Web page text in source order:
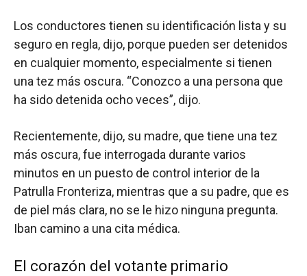
Los conductores tienen su identificación lista y su
seguro en regla, dijo, porque pueden ser detenidos
en cualquier momento, especialmente si tienen
una tez más oscura. “Conozco a una persona que
ha sido detenida ocho veces”, dijo.
Recientemente, dijo, su madre, que tiene una tez
más oscura, fue interrogada durante varios
minutos en un puesto de control interior de la
Patrulla Fronteriza, mientras que a su padre, que es
de piel más clara, no se le hizo ninguna pregunta.
Iban camino a una cita médica.
El corazón del votante primario